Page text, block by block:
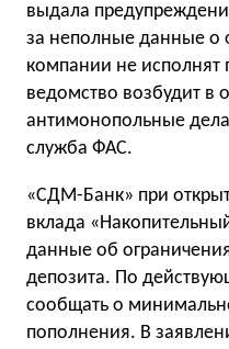
выдала
за неполные данные о
компании не исполнят
ведомство возбудит в
антимонопольные
служба ФАС.
«СДМ-Банк» при
вклада
данные об
депозита. По
сообщать о
пополнения. В